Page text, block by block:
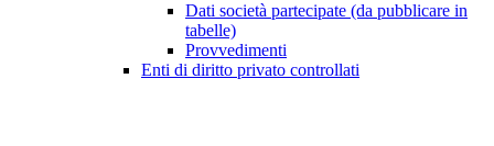
Dati società partecipate (da pubblicare in
tabelle)
Provvedimenti
Enti di diritto privato controllati